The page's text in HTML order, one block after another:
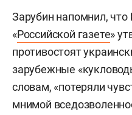
Зарубин напомнил,
«Российской газете»
противостоят
зарубежные
словам, «потеряли
мнимой